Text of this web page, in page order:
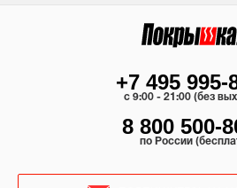
+7 495 995-
c 9:00 - 21:00 (без
8 800 500-
по России